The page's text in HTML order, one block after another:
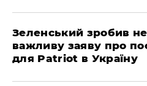
Зеленський зробив
важливу заяву про
для Patriot в Україну